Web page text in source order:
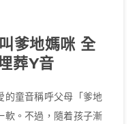
爹地媽咪 全
葬Y音
的童音稱呼父母「爹地
軟。不過，隨着孩子漸